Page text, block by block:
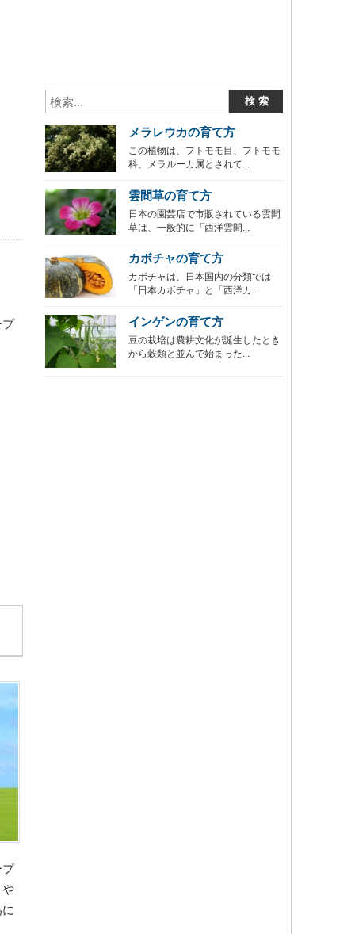
プ
プ
や
メラレウカの育て方
この植物は、フトモモ目、フトモモ
科、メラルーカ属とされて...
雲間草の育て方
日本の園芸店で市販されている雲間
草は、一般的に「西洋雲間...
カボチャの育て方
カボチャは、日本国内の分類では
「日本カボチャ」と「西洋カ...
インゲンの育て方
豆の栽培は農耕文化が誕生したとき
から穀類と並んで始まった...